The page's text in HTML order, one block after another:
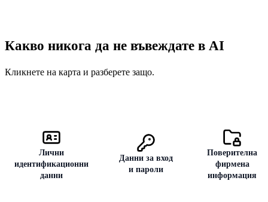
Какво никога да не въвеждате в AI
Кликнете на карта и разберете защо.
Лични
идентификационни
данни
Данни за вход
и пароли
Поверителна
фирмена
информация